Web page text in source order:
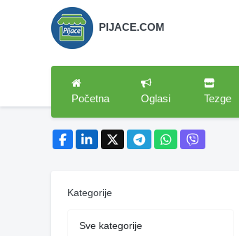
PIJACE.COM
Početna Oglasi Tezge
Kategorije
Sve kategorije